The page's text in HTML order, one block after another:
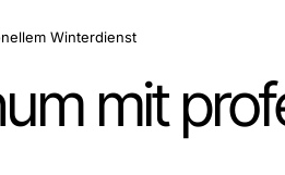
Winterdienst
mit